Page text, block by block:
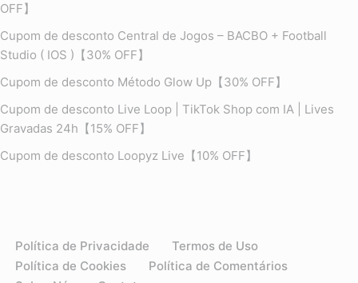
OFF】
Cupom de desconto Central de Jogos – BACBO + Football
Studio ( IOS )【30% OFF】
Cupom de desconto Método Glow Up【30% OFF】
Cupom de desconto Live Loop | TikTok Shop com IA | Lives
Gravadas 24h【15% OFF】
Cupom de desconto Loopyz Live【10% OFF】
Política de Privacidade
Termos de Uso
Política de Cookies
Política de Comentários